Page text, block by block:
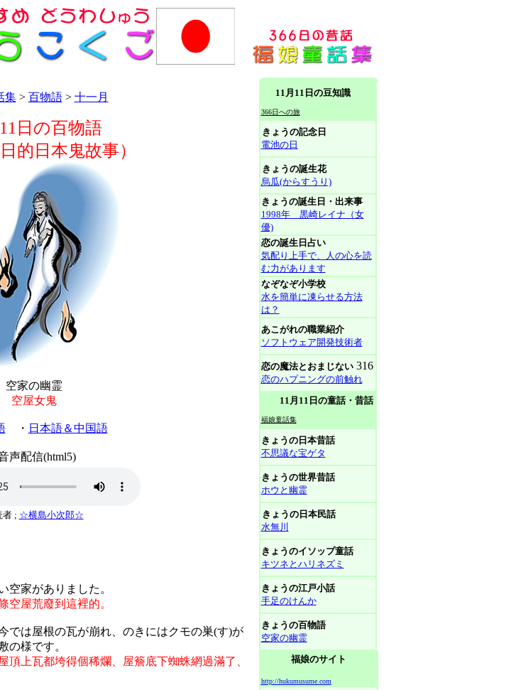
集> 百物語> 十一月
日の百物語
日的日本鬼故事）
空家の幽霊
空屋女鬼
・ 日本語＆中国語
声配信(html5)
者 ; ☆横島小次郎☆
空家がありました。
空屋荒廢到這裡的。
では屋根の瓦が崩れ、のきにはクモの巣(す)が
の様です。
頂上瓦都垮得個稀爛、屋簷底下蜘蛛網過滿了、
11月11日の豆知識
366日への旅
きょうの記念日
電池の日
きょうの誕生花
烏瓜(からすうり)
きょうの誕生日・出来事
1998年 黒崎レイナ（女
優)
恋の誕生日占い
気配り上手で、人の心を読
む力があります
なぞなぞ小学校
水を簡単に凍らせる方法
は？
あこがれの職業紹介
ソフトウェア開発技術者
恋の魔法とおまじない316
恋のハプニングの前触れ
11月11日の童話・昔話
福娘童話集
きょうの日本昔話
不思議な宝ゲタ
きょうの世界昔話
ホウと幽霊
きょうの日本民話
水無川
きょうのイソップ童話
キツネとハリネズミ
きょうの江戸小話
手足のけんか
きょうの百物語
空家の幽霊
福娘のサイト
http://hukumusume.com